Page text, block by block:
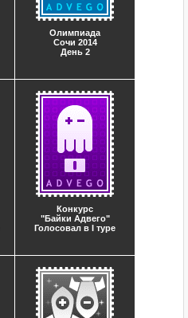
Олимпиада
Сочи 2014
День 2
Конкурс
"Байки Адвего"
Голосовал в I туре